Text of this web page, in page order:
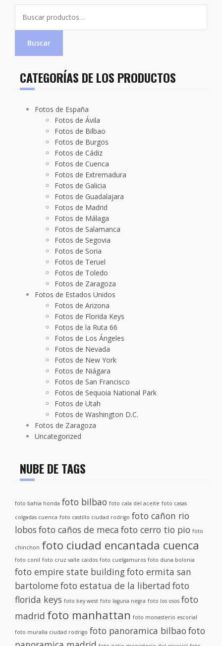
por:
Buscar
CATEGORÍAS DE LOS PRODUCTOS
Fotos de España
Fotos de Ávila
Fotos de Bilbao
Fotos de Burgos
Fotos de Cádiz
Fotos de Cuenca
Fotos de Extremadura
Fotos de Galicia
Fotos de Guadalajara
Fotos de Madrid
Fotos de Málaga
Fotos de Salamanca
Fotos de Segovia
Fotos de Soria
Fotos de Teruel
Fotos de Toledo
Fotos de Zaragoza
Fotos de Estados Unidos
Fotos de Arizona
Fotos de Florida Keys
Fotos de la Ruta 66
Fotos de Los Ángeles
Fotos de Nevada
Fotos de New York
Fotos de Niágara
Fotos de San Francisco
Fotos de Sequoia National Park
Fotos de Utah
Fotos de Washington D.C.
Fotos de Zaragoza
Uncategorized
NUBE DE TAGS
foto bahia honda foto bilbao foto cala del aceite foto casas
colgadas cuenca foto castillo ciudad rodrigo foto cañon rio
lobos foto caños de meca foto cerro tio pio foto
chinchon foto ciudad encantada cuenca
foto conil foto cruz valle caidos foto cuelgamuros foto duna bolonia
foto empire state buildingfoto ermita san
bartolomefoto estatua de la libertad foto
florida keys foto key west foto laguna negra foto los osos foto
madrid foto manhattan foto monasterio escorial
foto muralla ciudad rodrigo foto panoramica bilbao foto